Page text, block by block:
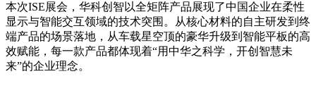
本次ISE展会，华科创智以全矩阵产品展现了中国企业在柔性
显示与智能交互领域的技术突围。从核心材料的自主研发到终
端产品的场景落地，从车载星空顶的豪华升级到智能平板的高
效赋能，每一款产品都体现着“用中华之科学，开创智慧未
来”的企业理念。